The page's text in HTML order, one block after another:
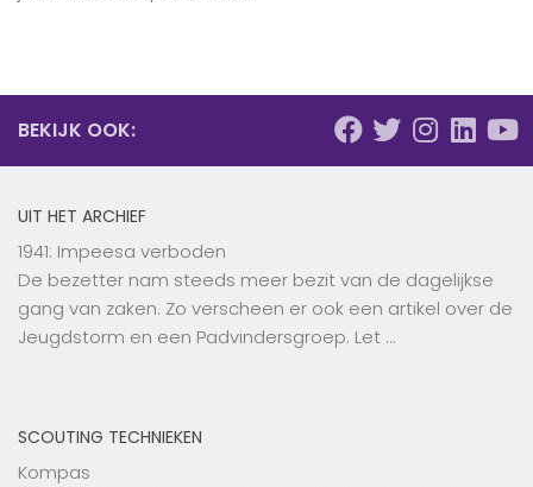
BEKIJK OOK:
UIT HET ARCHIEF
1941: Impeesa verboden
De bezetter nam steeds meer bezit van de dagelijkse
gang van zaken. Zo verscheen er ook een artikel over de
Jeugdstorm en een Padvindersgroep. Let …
SCOUTING TECHNIEKEN
Kompas